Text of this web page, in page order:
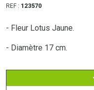
REF : 123570
- Fleur Lotus Jaune.
- Diamètre 17 cm.